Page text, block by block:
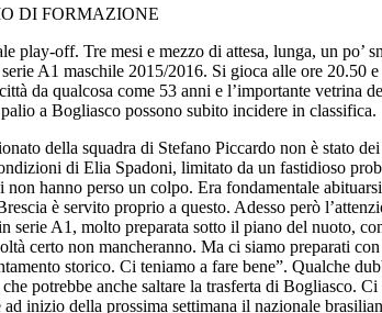
DI FORMAZIONE
play-off. Tre mesi e mezzo di attesa, lunga, un
A1 maschile 2015/2016. Si gioca alle ore 20.50
da qualcosa come 53 anni e l’importante
a Bogliasco possono subito incidere in classifica.
della squadra di Stefano Piccardo non è stato
di Elia Spadoni, limitato da un fastidioso
hanno perso un colpo. Era fondamentale
è servito proprio a questo. Adesso però
serie A1, molto preparata sotto il piano del nuoto,
certo non mancheranno. Ma ci siamo preparati
storico. Ci teniamo a fare bene”. Qualche
potrebbe anche saltare la trasferta di Bogliasco.
inizio della prossima settimana il nazionale